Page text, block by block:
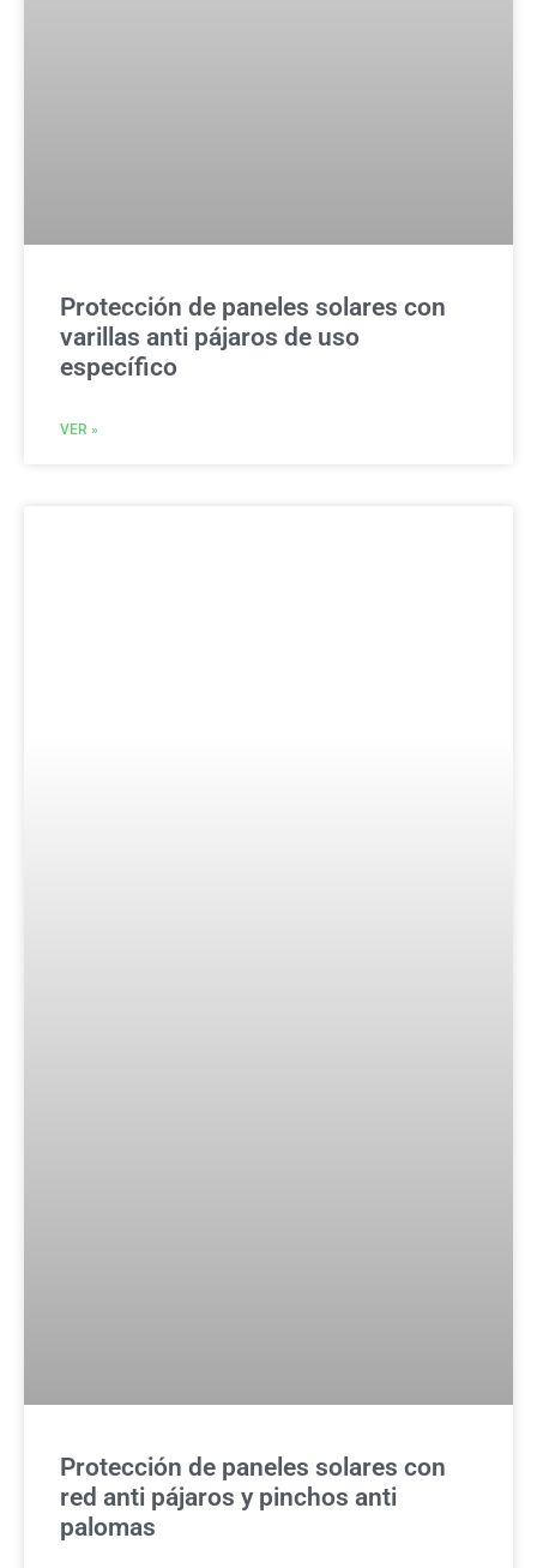
Protección de paneles solares con
varillas anti pájaros de uso
específico
VER »
Protección de paneles solares con
red anti pájaros y pinchos anti
palomas